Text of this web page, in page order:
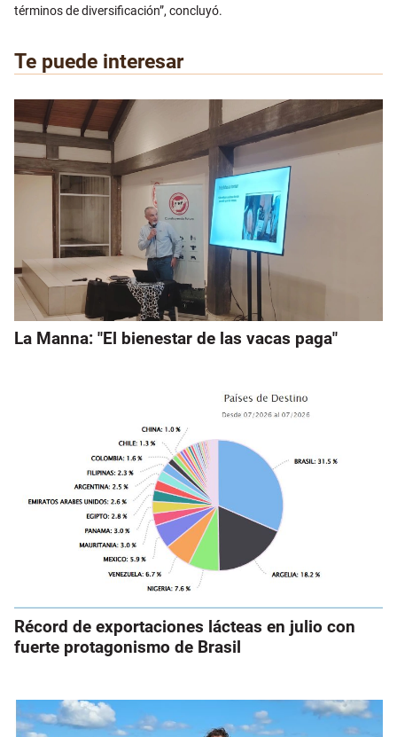
términos de diversificación”, concluyó.
Te puede interesar
La Manna: "El bienestar de las vacas paga"
Récord de exportaciones lácteas en julio con
fuerte protagonismo de Brasil